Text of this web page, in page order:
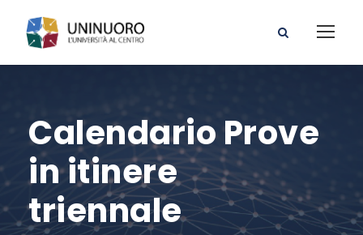
Calendario Prove
in itinere
triennale